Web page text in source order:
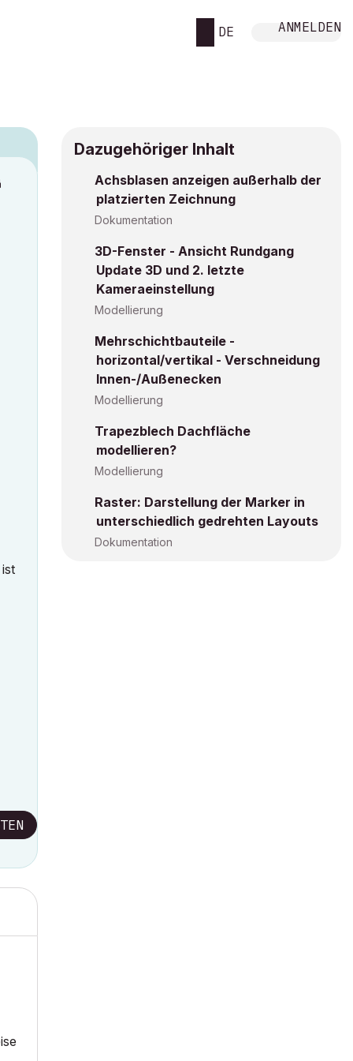
DE ANMELDEN
Dazugehöriger Inhalt
Achsblasen anzeigen außerhalb der
platzierten Zeichnung
Dokumentation
3D-Fenster - Ansicht Rundgang
Update 3D und 2. letzte
Kameraeinstellung
Modellierung
Mehrschichtbauteile -
horizontal/vertikal - Verschneidung
Innen-/Außenecken
Modellierung
Trapezblech Dachfläche
modellieren?
Modellierung
Raster: Darstellung der Marker in
unterschiedlich gedrehten Layouts
Dokumentation